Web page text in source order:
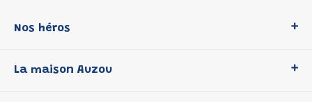
Nos héros
P'tit Loup
La maison Auzou